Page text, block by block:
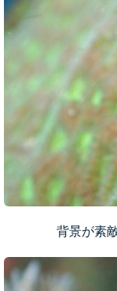
背景が素